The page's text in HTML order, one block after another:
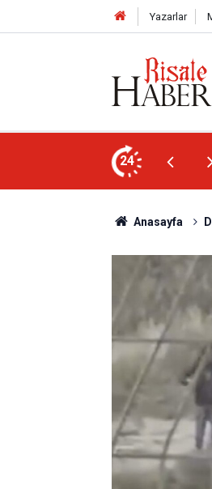
Yazarlar
24
Ortak Savunma Anlaşması
Anasayfa